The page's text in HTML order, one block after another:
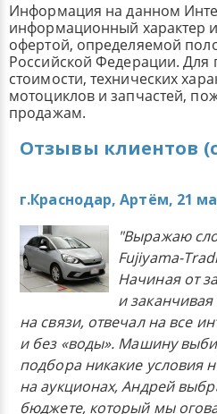
Информация на данном
информационный характер
офертой, определяемой
Российской Федерации.
стоимости, технических
мотоциклов и запчастей,
продажам.
Отзывы клиентов
г.Краснодар, Артём, 21
"Выражаю
Fujiyama-
Начиная от
и
на связи, отвечал на все
и без «воды». Машину
подбора никакие условия
на аукционах, Андрей
бюджете, который мы